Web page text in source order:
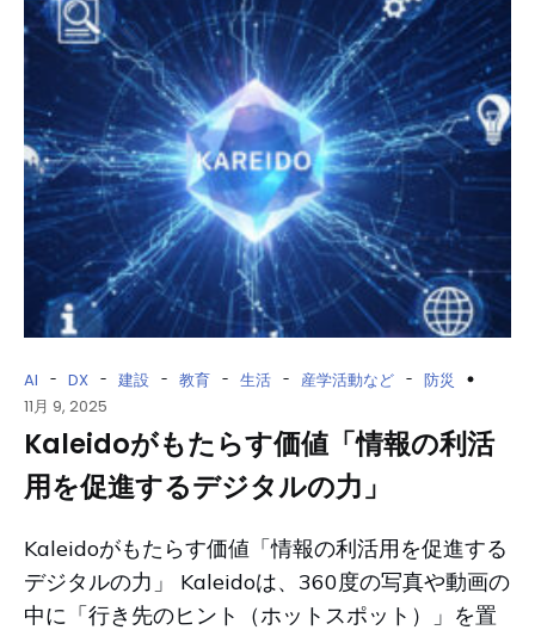
AI - DX - 建設 - 教育 - 生活 - 産学活動など - 防災
11月 9, 2025
Kaleidoがもたらす価値「情報の利活
用を促進するデジタルの力」
Kaleidoがもたらす価値「情報の利活用を促進する
デジタルの力」 Kaleidoは、360度の写真や動画の
中に「行き先のヒント（ホットスポット）」を置